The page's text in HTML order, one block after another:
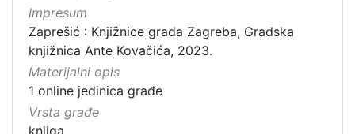
Impresum
Zaprešić : Knjižnice grada Zagreba, Gradska
knjižnica Ante Kovačića, 2023.
Materijalni opis
1 online jedinica građe
Vrsta građe